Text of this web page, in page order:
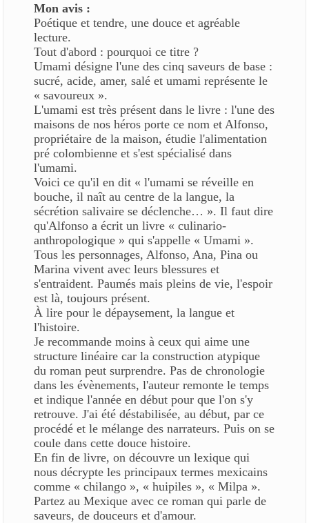
Mon avis :
Poétique et tendre, une douce et agréable
lecture.
Tout d'abord : pourquoi ce titre ?
Umami désigne l'une des cinq saveurs de base :
sucré, acide, amer, salé et umami représente le
« savoureux ».
L'umami est très présent dans le livre : l'une des
maisons de nos héros porte ce nom et Alfonso,
propriétaire de la maison, étudie l'alimentation
pré colombienne et s'est spécialisé dans
l'umami.
Voici ce qu'il en dit « l'umami se réveille en
bouche, il naît au centre de la langue, la
sécrétion salivaire se déclenche… ». Il faut dire
qu'Alfonso a écrit un livre « culinario-
anthropologique » qui s'appelle « Umami ».
Tous les personnages, Alfonso, Ana, Pina ou
Marina vivent avec leurs blessures et
s'entraident. Paumés mais pleins de vie, l'espoir
est là, toujours présent.
À lire pour le dépaysement, la langue et
l'histoire.
Je recommande moins à ceux qui aime une
structure linéaire car la construction atypique
du roman peut surprendre. Pas de chronologie
dans les évènements, l'auteur remonte le temps
et indique l'année en début pour que l'on s'y
retrouve. J'ai été déstabilisée, au début, par ce
procédé et le mélange des narrateurs. Puis on se
coule dans cette douce histoire.
En fin de livre, on découvre un lexique qui
nous décrypte les principaux termes mexicains
comme « chilango », « huipiles », « Milpa ».
Partez au Mexique avec ce roman qui parle de
saveurs, de douceurs et d'amour.